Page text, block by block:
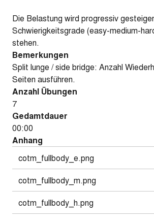
Die Belastung wird progressiv
Schwierigkeitsgrade (easy-medium-
stehen.
Bemerkungen
Split lunge / side bridge: Anzahl
Seiten ausführen.
Anzahl Übungen
7
Gedamtdauer
00:00
Anhang
cotm_fullbody_e.png
cotm_fullbody_m.png
cotm_fullbody_h.png